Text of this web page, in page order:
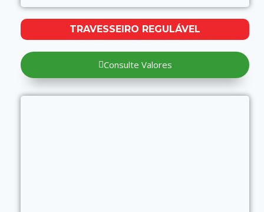
TRAVESSEIRO REGULÁVEL
Consulte Valores